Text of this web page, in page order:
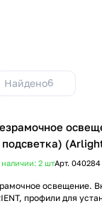
Найдено6
подсветка)
наличии: 2 штАрт. 040284
освещение.
профили для